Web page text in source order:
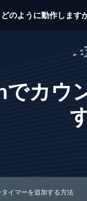
どのように動作します
でカウ
イマーを追加する方法